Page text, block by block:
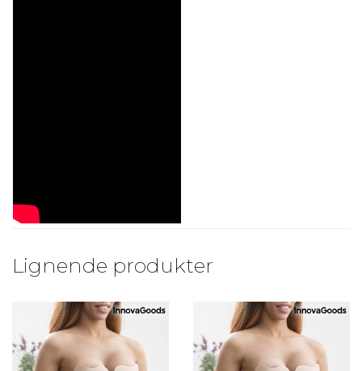
Lignende produkter